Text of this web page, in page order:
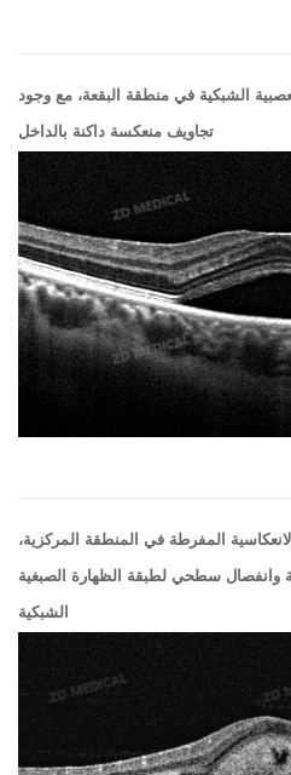
العصبية الشبكية في منطقة البقعة، مع وجود
تجاويف منعكسة داكنة بالداخل
المفرطة في المنطقة المركزية،
وانفصال سطحي لطبقة الظهارة الصبغية
الشبكية